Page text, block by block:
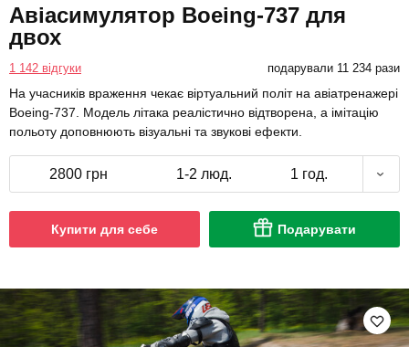
Авіасимулятор Boeing-737 для
двох
1 142 відгуки подарували 11 234 рази
На учасників враження чекає віртуальний політ на авіатренажері
Boeing-737. Модель літака реалістично відтворена, а імітацію
польоту доповнюють візуальні та звукові ефекти.
2800 грн 1-2 люд. 1 год.
Купити для себе Подарувати